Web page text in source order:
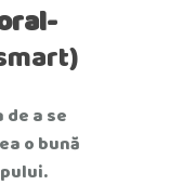
a se
o bună